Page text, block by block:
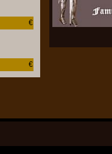
€
€